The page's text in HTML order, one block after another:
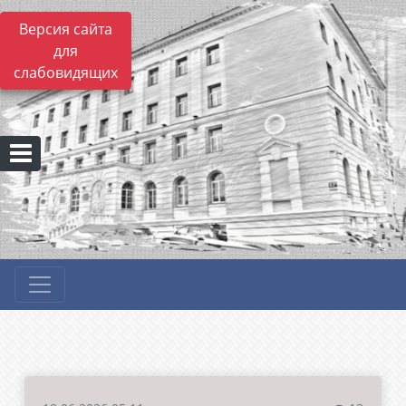
Версия сайта
для
слабовидящих